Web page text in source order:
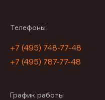
Телефоны
+7 (495) 748-77-48
+7 (495) 787-77-48
График работы